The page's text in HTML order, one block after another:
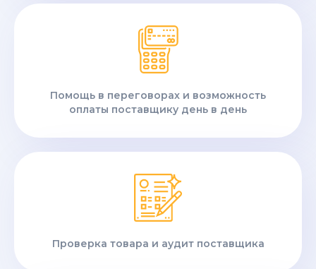
Помощь в переговорах и возможность
оплаты поставщику день в день
Проверка товара и аудит поставщика